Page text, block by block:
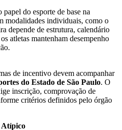
do esporte de base na
modalidades individuais, como o
depende de estrutura, calendário
atletas mantenham desempenho
de incentivo devem acompanhar
do Estado de São Paulo. O
inscrição, comprovação de
critérios definidos pelo órgão